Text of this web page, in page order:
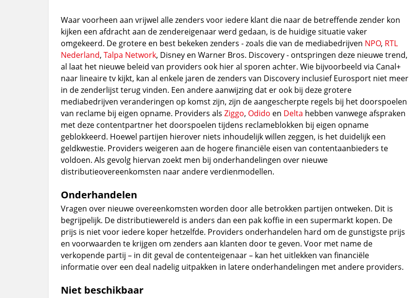
Waar voorheen aan vrijwel alle zenders voor iedere klant die naar de betreffende zender kon
kijken een afdracht aan de zendereigenaar werd gedaan, is de huidige situatie vaker
omgekeerd. De grotere en best bekeken zenders - zoals die van de mediabedrijven NPO, RTL
Nederland, Talpa Network, Disney en Warner Bros. Discovery - ontspringen deze nieuwe trend,
al laat het nieuwe beleid van providers ook hier al sporen achter. Wie bijvoorbeeld via Canal+
naar lineaire tv kijkt, kan al enkele jaren de zenders van Discovery inclusief Eurosport niet meer
in de zenderlijst terug vinden. Een andere aanwijzing dat er ook bij deze grotere
mediabedrijven veranderingen op komst zijn, zijn de aangescherpte regels bij het doorspoelen
van reclame bij eigen opname. Providers als Ziggo, Odido en Delta hebben vanwege afspraken
met deze contentpartner het doorspoelen tijdens reclameblokken bij eigen opname
geblokkeerd. Hoewel partijen hierover niets inhoudelijk willen zeggen, is het duidelijk een
geldkwestie. Providers weigeren aan de hogere financiële eisen van contentaanbieders te
voldoen. Als gevolg hiervan zoekt men bij onderhandelingen over nieuwe
distributieovereenkomsten naar andere verdienmodellen.
Onderhandelen
Vragen over nieuwe overeenkomsten worden door alle betrokken partijen ontweken. Dit is
begrijpelijk. De distributiewereld is anders dan een pak koffie in een supermarkt kopen. De
prijs is niet voor iedere koper hetzelfde. Providers onderhandelen hard om de gunstigste prijs
en voorwaarden te krijgen om zenders aan klanten door te geven. Voor met name de
verkopende partij – in dit geval de contenteigenaar – kan het uitlekken van financiële
informatie over een deal nadelig uitpakken in latere onderhandelingen met andere providers.
Niet beschikbaar